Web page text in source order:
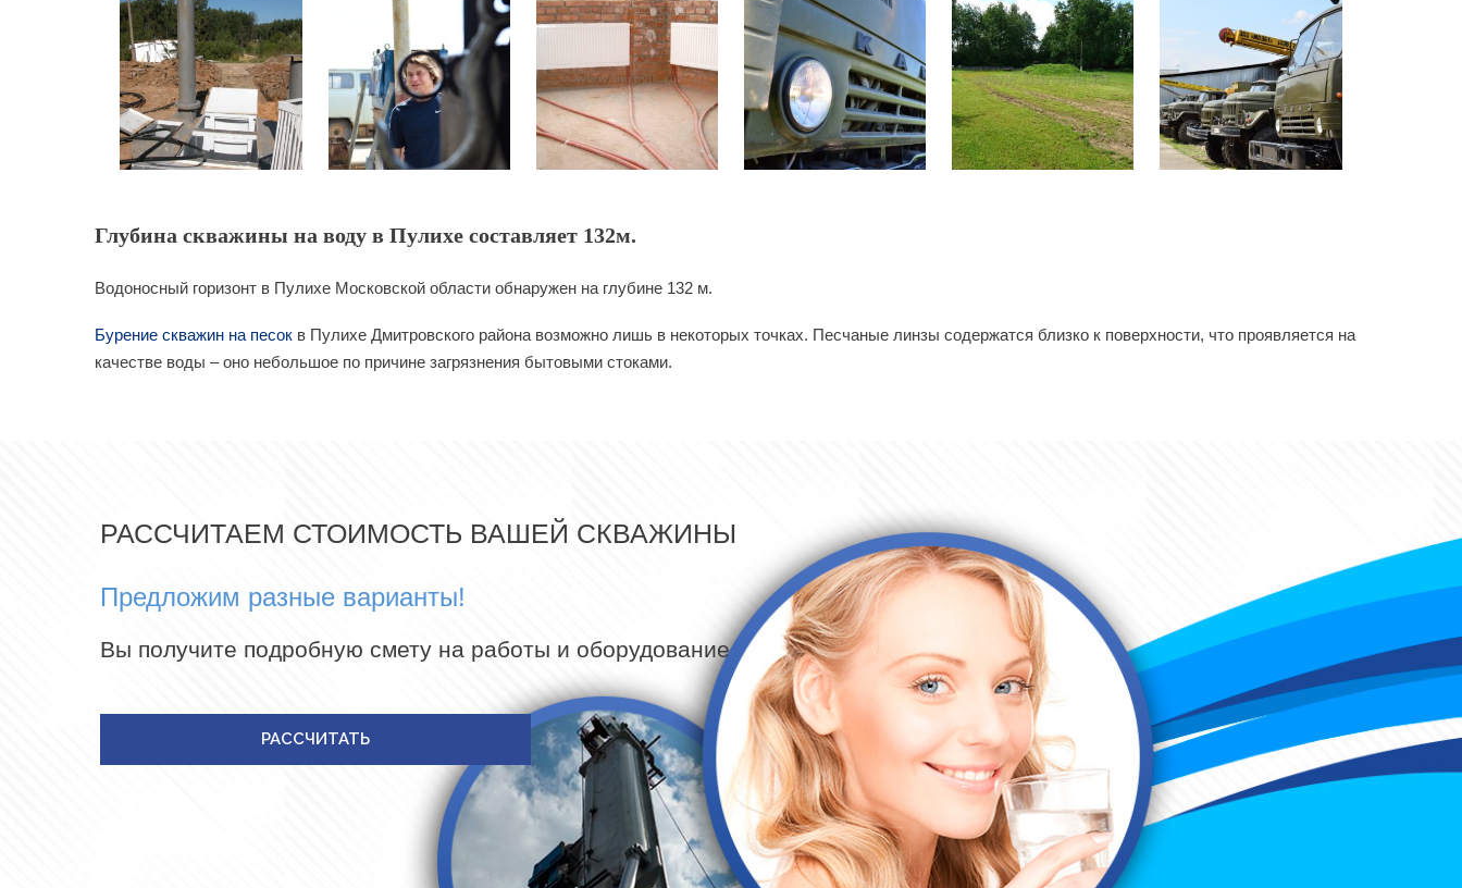
Глубина скважины на воду в Пулихе составляет 132м.
Водоносный горизонт в Пулихе Московской области обнаружен на глубине 132 м.
Бурение скважин на песок в Пулихе Дмитровского района возможно лишь в некоторых точках. Песчаные линзы содержатся близко к поверхности, что проявляется на
качестве воды – оно небольшое по причине загрязнения бытовыми стоками.
РАССЧИТАЕМ СТОИМОСТЬ ВАШЕЙ СКВАЖИНЫ
Предложим разные варианты!
Вы получите подробную смету на работы и оборудование
РАССЧИТАТЬ